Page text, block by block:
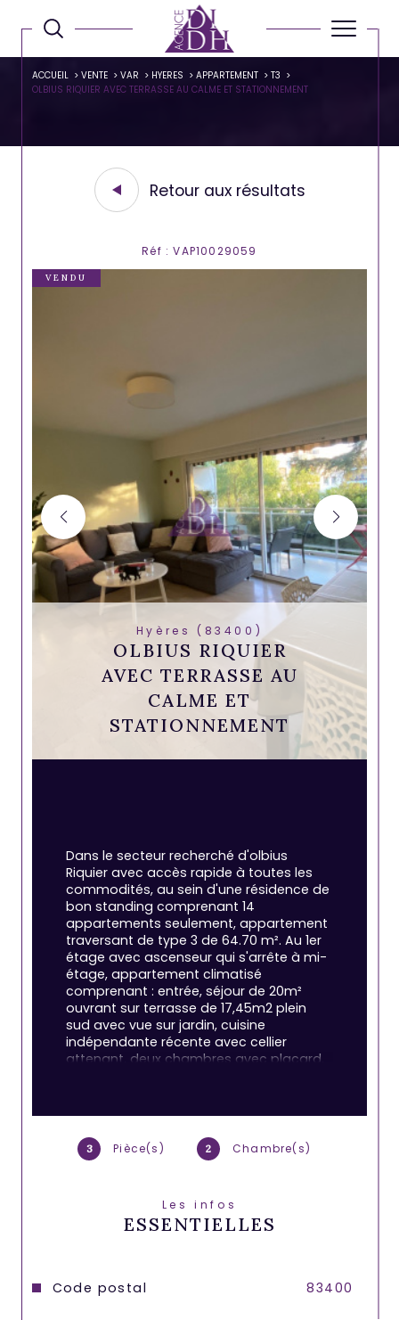
ACCUEIL VENTE VAR HYERES APPARTEMENT
T3
OLBIUS RIQUIER AVEC TERRASSE AU CALME ET STATIONNEMENT
Retour aux résultats
Réf : VAP10029059
VENDU
Hyères (83400)
OLBIUS RIQUIER
AVEC TERRASSE AU
CALME ET
STATIONNEMENT
3 Pièce(s) 2 Chambre(s)
Les infos
ESSENTIELLES
Caractéristiques Valeurs
Code postal 83400
Dans le secteur recherché d'olbius
Riquier avec accès rapide à toutes les
commodités, au sein d'une résidence de
bon standing comprenant 14
appartements seulement, appartement
traversant de type 3 de 64.70 m². Au 1er
étage avec ascenseur qui s'arrête à mi-
étage, appartement climatisé
comprenant : entrée, séjour de 20m²
ouvrant sur terrasse de 17,45m2 plein
sud avec vue sur jardin, cuisine
indépendante récente avec cellier
attenant, deux chambres avec placard,
Cet appartement aménagé et équipé
avec goût est en parfait état : double
l'ensemble.